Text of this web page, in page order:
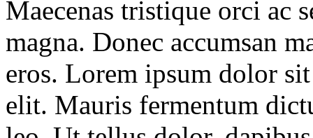
Maecenas tristique orci ac
magna. Donec accumsan
eros. Lorem ipsum dolor
elit. Mauris fermentum